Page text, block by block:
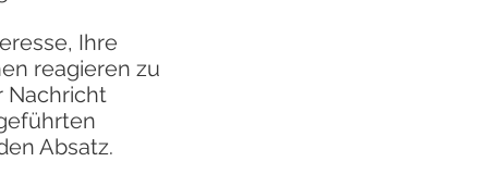
Ihre
reagieren zu
Nachricht
Absatz.